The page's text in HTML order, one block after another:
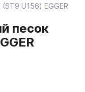
U156) EGGER
песок